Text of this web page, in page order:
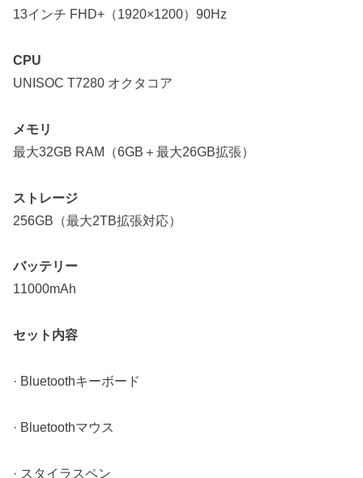
13インチ FHD+（1920×1200）90Hz
CPU
UNISOC T7280 オクタコア
メモリ
最大32GB RAM（6GB＋最大26GB拡張）
ストレージ
256GB（最大2TB拡張対応）
バッテリー
11000mAh
セット内容
· Bluetoothキーボード
· Bluetoothマウス
· スタイラスペン